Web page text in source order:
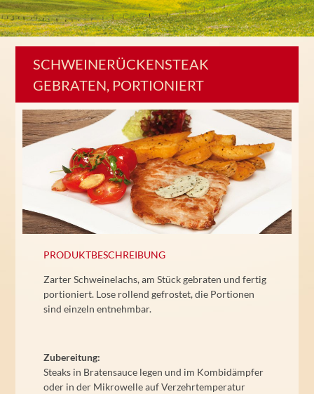
SCHWEINERÜCKENSTEAK
GEBRATEN, PORTIONIERT
PRODUKTBESCHREIBUNG
Zarter Schweinelachs, am Stück gebraten und fertig
portioniert. Lose rollend gefrostet, die Portionen
sind einzeln entnehmbar.
Zubereitung:
Steaks in Bratensauce legen und im Kombidämpfer
oder in der Mikrowelle auf Verzehrtemperatur